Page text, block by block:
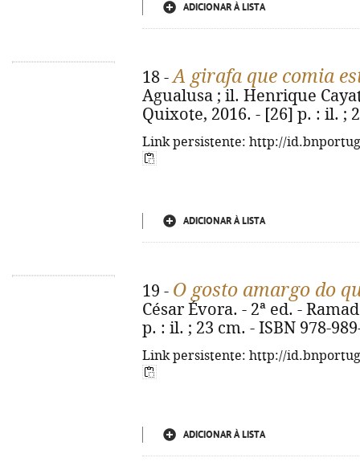
ADICIONAR À LISTA
18 -A girafa que comia
Agualusa ; il. Henrique
Quixote, 2016. - [26] p. : il. ;
Link persistente: http://
ADICIONAR À LISTA
19 - O gosto amargo do
César Évora. - 2ª ed. -
p. : il. ; 23 cm. - ISBN 978-
Link persistente: http://
ADICIONAR À LISTA